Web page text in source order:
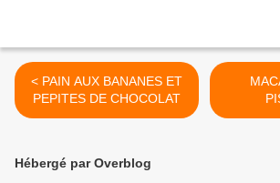
< PAIN AUX BANANES ET
PEPITES DE CHOCOLAT
Hébergé par Overblog